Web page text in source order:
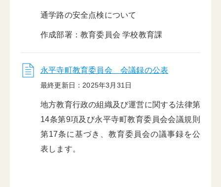
通学路の安全点検について
作成部署：教育委員会 学校教育課
永平寺町教育委員会 会議録の公表
最終更新日：2025年3月31日
地方教育行政の組織及び運営に関する法律第
14条第9項及び永平寺町教育委員会会議規則
第17条に基づき、教育委員会の議事録を公
表します。